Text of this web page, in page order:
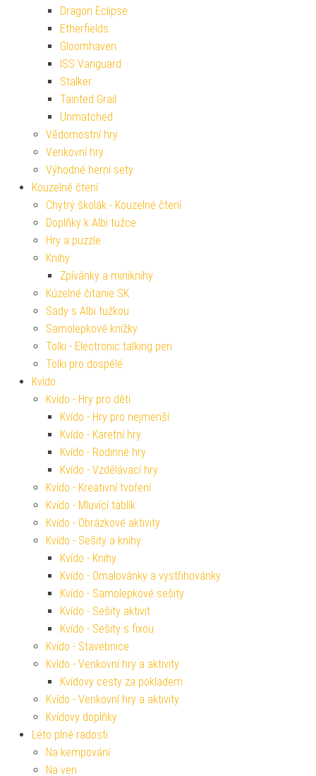
Dragon Eclipse
Etherfields
Gloomhaven
ISS Vanguard
Stalker
Tainted Grail
Unmatched
Vědomostní hry
Venkovní hry
Výhodné herní sety
Kouzelné čtení
Chytrý školák - Kouzelné čtení
Doplňky k Albi tužce
Hry a puzzle
Knihy
Zpívánky a miniknihy
Kúzelné čítanie SK
Sady s Albi tužkou
Samolepkové knížky
Tolki - Electronic talking pen
Tolki pro dospělé
Kvído
Kvído - Hry pro děti
Kvído - Hry pro nejmenší
Kvído - Karetní hry
Kvído - Rodinné hry
Kvído - Vzdělávací hry
Kvído - Kreativní tvoření
Kvído - Mluvící tablík
Kvído - Obrázkové aktivity
Kvído - Sešity a knihy
Kvído - Knihy
Kvído - Omalovánky a vystřihovánky
Kvído - Samolepkové sešity
Kvído - Sešity aktivit
Kvído - Sešity s fixou
Kvído - Stavebnice
Kvído - Venkovní hry a aktivity
Kvídovy cesty za pokladem
Kvído - Venkovní hry a aktivity
Kvídovy doplňky
Léto plné radosti
Na kempování
Na ven